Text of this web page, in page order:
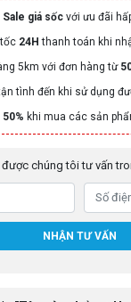
Sale giá sốc với ưu đãi
24H thanh toán khi
5km với đơn hàng từ
tình đến khi sử dụng
50% khi mua các sản
chúng tôi tư vấn
NHẬN TƯ VẤN